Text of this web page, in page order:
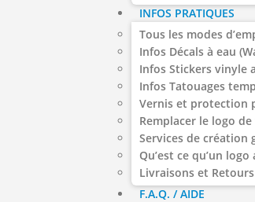
INFOS PRATIQUES
Tous les modes
Infos Décals à eau
Infos Stickers vinyle
Infos Tatouages
Vernis et protection
Remplacer le logo
Services de création
Qu’est ce qu’un
Livraisons et Retours
F.A.Q. / AIDE